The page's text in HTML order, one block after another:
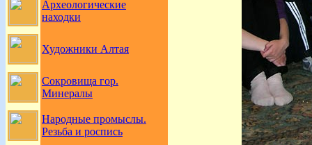
Археологические
находки
Художники Алтая
Сокровища гор.
Минералы
Народные промыслы.
Резьба и роспись